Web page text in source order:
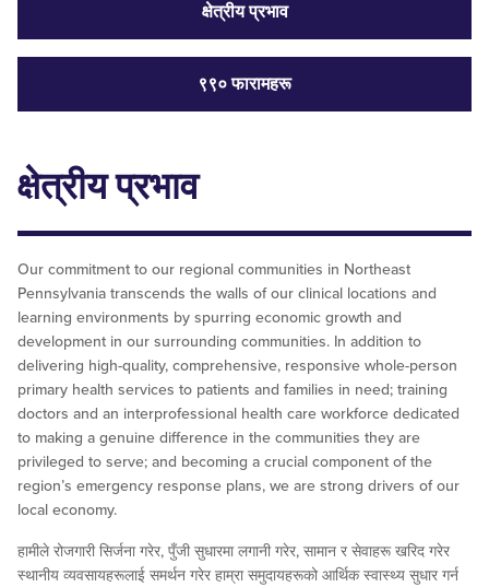
क्षेत्रीय प्रभाव
९९० फारामहरू
क्षेत्रीय प्रभाव
Our commitment to our regional communities in Northeast
Pennsylvania transcends the walls of our clinical locations and
learning environments by spurring economic growth and
development in our surrounding communities. In addition to
delivering high-quality, comprehensive, responsive whole-person
primary health services to patients and families in need; training
doctors and an interprofessional health care workforce dedicated
to making a genuine difference in the communities they are
privileged to serve; and becoming a crucial component of the
region’s emergency response plans, we are strong drivers of our
local economy.
हामीले रोजगारी सिर्जना गरेर, पुँजी सुधारमा लगानी गरेर, सामान र सेवाहरू खरिद गरेर
स्थानीय व्यवसायहरूलाई समर्थन गरेर हाम्रा समुदायहरूको आर्थिक स्वास्थ्य सुधार गर्न